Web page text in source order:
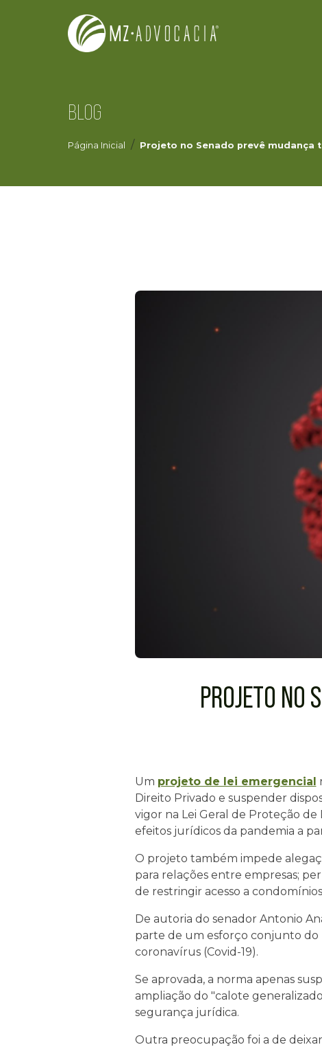
BLOG
Página Inicial Projeto no Senado prevê mudança
PROJETO NO
Um projeto de lei emergencial
Direito Privado e suspender
vigor na Lei Geral de Proteção de
efeitos jurídicos da pandemia a
O projeto também impede
para relações entre empresas;
de restringir acesso a
De autoria do senador Antonio
parte de um esforço conjunto do
coronavírus (Covid-19).
Se aprovada, a norma apenas
ampliação do "calote
segurança jurídica.
Outra preocupação foi a de